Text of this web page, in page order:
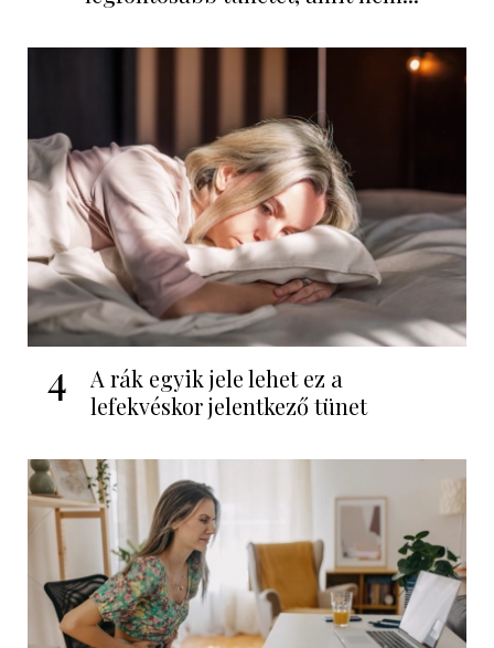
4
A rák egyik jele lehet ez a
lefekvéskor jelentkező tünet